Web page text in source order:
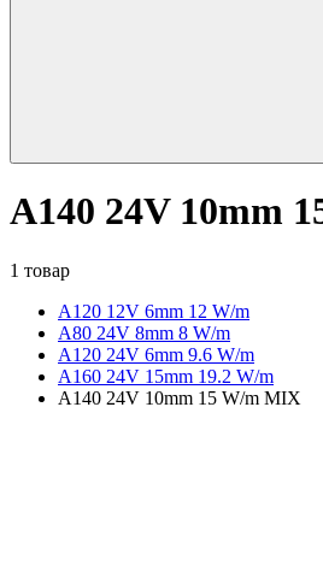
A140 24V 10mm
1 товар
A120 12V 6mm 12 W/m
А80 24V 8mm 8 W/m
A120 24V 6mm 9.6 W/m
A160 24V 15mm 19.2 W/m
A140 24V 10mm 15 W/m MIX